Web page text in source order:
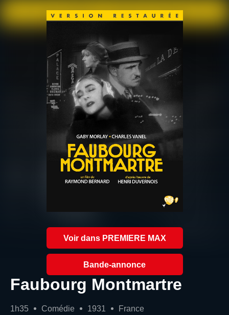
Voir dans PREMIERE MAX
Bande-annonce
Faubourg Montmartre
1h35 Comédie 1931
France